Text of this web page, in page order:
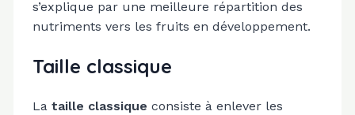
s’explique par une meilleure répartition des
nutriments vers les fruits en développement.
Taille classique
La taille classique consiste à enlever les